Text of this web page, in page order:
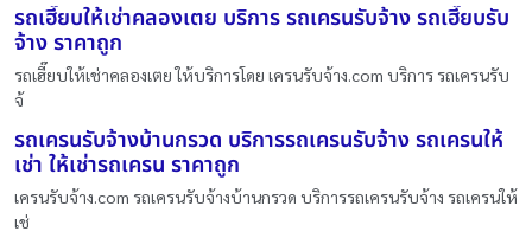
รถเฮี๊ยบให้เช่าคลองเตย บริการ รถเครนรับจ้าง รถเฮี๊ยบรับ
จ้าง ราคาถูก
รถเฮี๊ยบให้เช่าคลองเตย ให้บริการโดย เครนรับจ้าง.com บริการ รถเครนรับ
จ้
รถเครนรับจ้างบ้านกรวด บริการรถเครนรับจ้าง รถเครนให้
เช่า ให้เช่ารถเครน ราคาถูก
เครนรับจ้าง.com รถเครนรับจ้างบ้านกรวด บริการรถเครนรับจ้าง รถเครนให้
เช่